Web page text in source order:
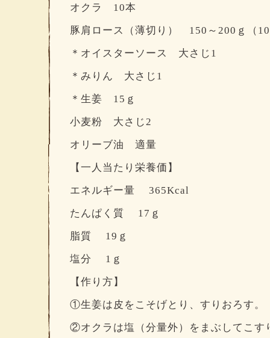
オクラ 10本
豚肩ロース（薄切り） 150～200ｇ（
＊オイスターソース 大さじ1
＊みりん 大さじ1
＊生姜 15ｇ
小麦粉 大さじ2
オリーブ油 適量
【一人当たり栄養価】
エネルギー量 365Kcal
たんぱく質 17ｇ
脂質 19ｇ
塩分 1ｇ
【作り方】
①生姜は皮をこそげとり、すりおろす。
②オクラは塩（分量外）をまぶしてこす